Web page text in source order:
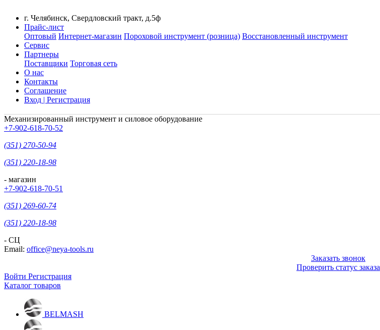
г. Челябинск, Свердловский тракт, д.5ф
Прайс-лист
Оптовый Интернет-магазин Пороховой инструмент (розница) Восстановленный инструмент
Сервис
Партнеры
Поставщики Торговая сеть
О нас
Контакты
Соглашение
Вход | Регистрация
Механизированный инструмент и силовое оборудование
+7-902-618-70-52
(351) 270-50-94
(351) 220-18-98
- магазин
+7-902-618-70-51
(351) 269-60-74
(351) 220-18-98
- СЦ
Email: office@neya-tools.ru
Заказать звонок
Проверить статус заказа
Войти Регистрация
Каталог товаров
BELMASH